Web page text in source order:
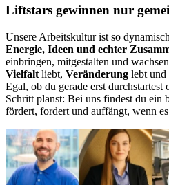
Liftstars gewinnen nur
Unsere Arbeitskultur ist so
Energie, Ideen und echter
einbringen, mitgestalten und
Vielfalt liebt, Veränderung lebt und
Egal, ob du gerade erst durchstartest
Schritt planst: Bei uns findest du ein
fördert, fordert und auffängt, wenn